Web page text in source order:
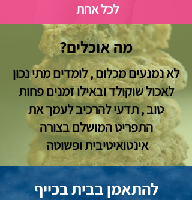
לכל אחת
מה אוכלים?
לא נמנעים מכלום , לומדים מתי נכון
לאכול שוקולד ובאילו זמנים פחות
טוב , תדעי להרכיב לעמך את
התפריט המושלם בצורה
אינטואיטיבית ופשוטה
להתאמן בבית בכייף